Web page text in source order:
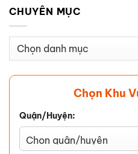
CHUYÊN MỤC
Chuyên
Chọn Khu
Quận/Huyện: